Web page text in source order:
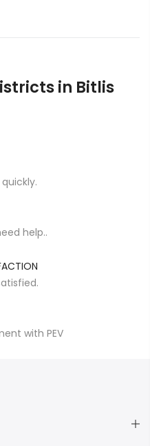
in Bitlis
help..
with PEV